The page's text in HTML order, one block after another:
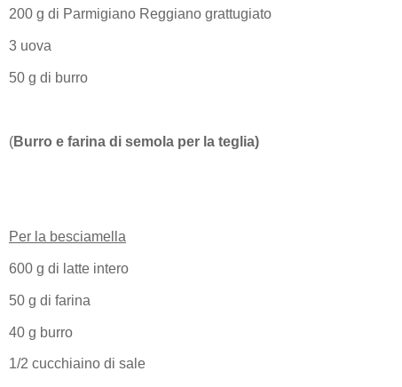
200 g di Parmigiano Reggiano grattugiato
3 uova
50 g di burro
(Burro e farina di semola per la teglia)
Per la besciamella
600 g di latte intero
50 g di farina
40 g burro
1/2 cucchiaino di sale